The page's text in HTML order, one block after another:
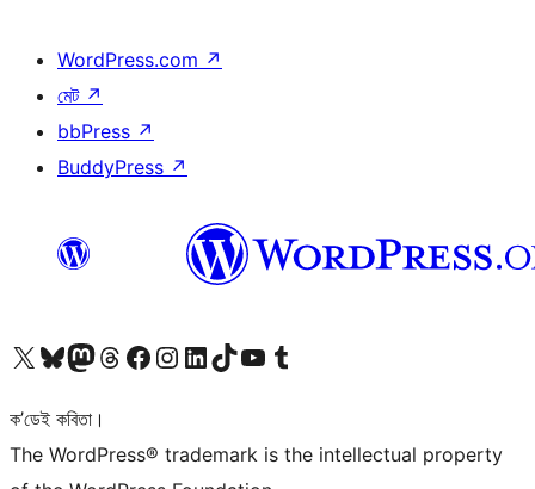
WordPress.com ↗
মেট ↗
bbPress ↗
BuddyPress ↗
আমাৰ X (আগৰ Twitter) একাউণ্টলৈ যাওকআমাৰ Bluesky একাউণ্টলৈ যাওকআমাৰ Mastodon একাউণ্টলৈ যাওকআমাৰ Threads একাউণ্টলৈ যাওকআমাৰ Facebook পৃষ্ঠালৈ যাওকআমাৰ Instagram একাউণ্টলৈ যাওকআমাৰ LinkedIn একাউণ্টলৈ যাওকআমাৰ TikTok একাউণ্টলৈ যাওকআমাৰ YouTube চেনেললৈ যাওকআমাৰ Tumblr একাউণ্টলৈ যাওক
ক’ডেই কবিতা।
The WordPress® trademark is the intellectual property